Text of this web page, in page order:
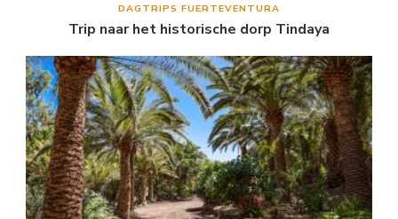
DAGTRIPS FUERTEVENTURA
Trip naar het historische dorp Tindaya